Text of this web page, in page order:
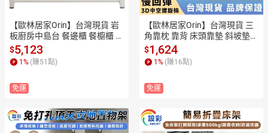
【歐林居家Orin】台灣現貨 岩
板廚房中島台 餐邊櫃 餐櫥櫃 廚
房櫃子 餐具櫃 電器櫃 收納櫃
書櫃 可自由調節高度+30mm
加厚岩板+H型穩固結構
$5,123
1 % (賺51 點)
免運
【歐林居家Orin】台灣現貨 三
角靠枕 靠背 床頭靠墊 斜坡墊
冰絲靠背 靠背枕頭 斜坡枕【防
反流/30°緩坡斜坡】
$1,624
1 % (賺16點)
免運